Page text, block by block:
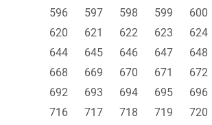
596
597 598 599 600
620
621 622 623 624
644
645 646 647 648
668
669 670 671 672
692
693 694 695 696
716
717 718 719 720